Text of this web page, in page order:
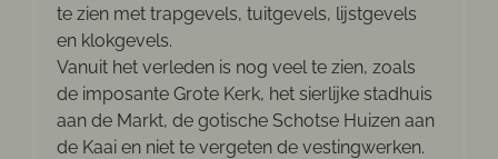
te zien met trapgevels, tuitgevels, lijstgevels
en klokgevels.
Vanuit het verleden is nog veel te zien, zoals
de imposante Grote Kerk, het sierlijke stadhuis
aan de Markt, de gotische Schotse Huizen aan
de Kaai en niet te vergeten de vestingwerken.